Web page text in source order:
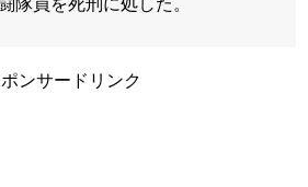
隊員を死刑に処した。
ンサードリンク